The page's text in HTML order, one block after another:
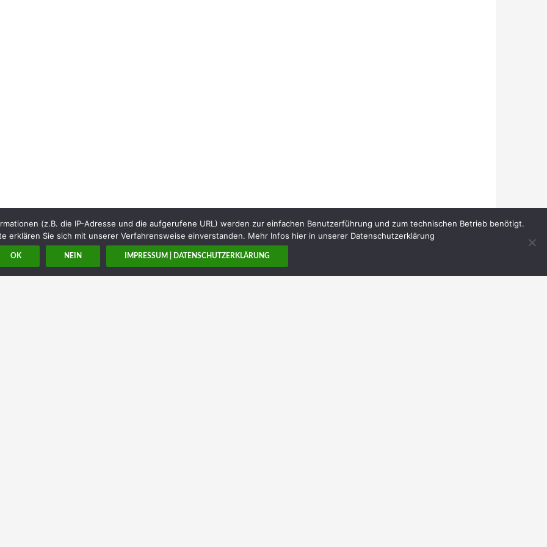
(z.B. die IP-Adresse und die aufgerufene URL) werden zur einfachen Benutzerführung und zum technischen Betrieb benötigt.
erklären Sie sich mit unserer Verfahrensweise einverstanden. Mehr Infos hier in unserer Datenschutzerklärung
OK NEIN IMPRESSUM | DATENSCHUTZERKLÄRUNG